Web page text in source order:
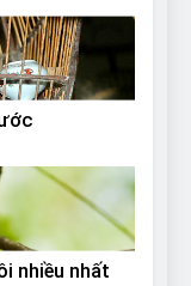
nhiều nhất